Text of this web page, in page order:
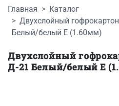
Главная
Каталог
Двухслойный
Белый/белый E (1.60мм)
Двухслойный
Д-21 Белый/белый E